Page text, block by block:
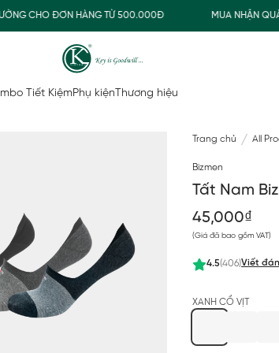
CHO ĐƠN HÀNG TỪ 500.000Đ MUA NHẬN QUÀ
Tiết KiệmPhụ kiện Thương hiệu
Trang chủ All
Bizmen
Tất Nam
45,000₫
(Giá đã bao gồm VAT)
4.5(406)Viết
XANH CỔ VỊT